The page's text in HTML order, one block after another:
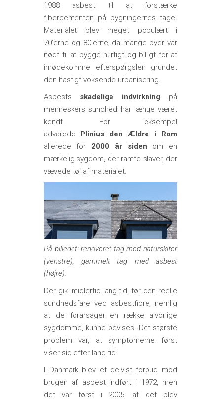
1988 asbest til at forstærke
fibercementen på bygningernes tage.
Materialet blev meget populært i
70’erne og 80’erne, da mange byer var
nødt til at bygge hurtigt og billigt for at
imødekomme efterspørgslen grundet
den hastigt voksende urbanisering.
Asbests skadelige indvirkning på
menneskers sundhed har længe været
kendt. For eksempel
advarede Plinius den Ældre i Rom
allerede for 2000 år siden om en
mærkelig sygdom, der ramte slaver, der
vævede tøj af materialet.
På billedet: renoveret tag med naturskifer
(venstre), gammelt tag med asbest
(højre).
Der gik imidlertid lang tid, før den reelle
sundhedsfare ved asbestfibre, nemlig
at de forårsager en række alvorlige
sygdomme, kunne bevises. Det største
problem var, at symptomerne først
viser sig efter lang tid.
I Danmark blev et delvist forbud mod
brugen af asbest indført i 1972, men
det var først i 2005, at det blev